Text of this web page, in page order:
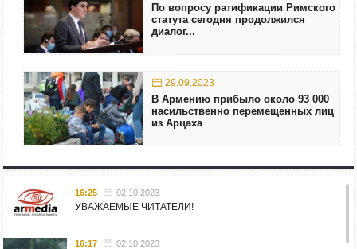
По вопросу ратификации Римского
статута сегодня продолжился
диалог...
29.09.2023
В Армению прибыло около 93 000
насильственно перемещенных лиц
из Арцаха
16:25 02.10.2023
УВАЖАЕМЫЕ ЧИТАТЕЛИ!
16:17 02.10.2023